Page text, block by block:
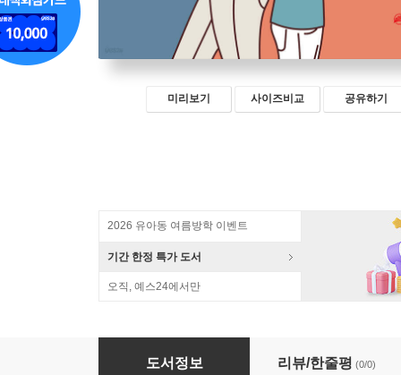
미리보기 사이즈비교 공유하기
2026 유아동 여름방학 이벤트
기간 한정 특가 도서
오직, 예스24에서만
당신은 지금, 자녀와 전쟁 중인가?
도서정보 리뷰/한줄평 (0/0)